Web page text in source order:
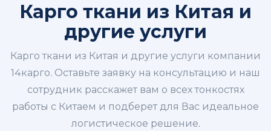
Карго ткани из Китая и
другие услуги
Карго ткани из Китая и другие услуги компании
14карго. Оставьте заявку на консультацию и наш
сотрудник расскажет вам о всех тонкостях
работы с Китаем и подберет для Вас идеальное
логистическое решение.